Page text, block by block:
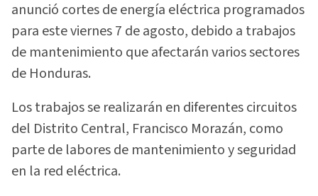
anunció cortes de energía eléctrica programados
para este viernes 7 de agosto, debido a trabajos
de mantenimiento que afectarán varios sectores
de Honduras.
Los trabajos se realizarán en diferentes circuitos
del Distrito Central, Francisco Morazán, como
parte de labores de mantenimiento y seguridad
en la red eléctrica.